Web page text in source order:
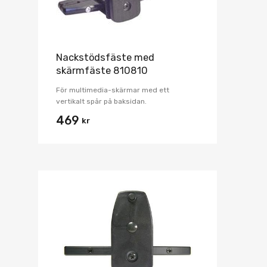
Nackstödsfäste med
skärmfäste 810810
För multimedia-skärmar med ett
vertikalt spår på baksidan.
469 kr